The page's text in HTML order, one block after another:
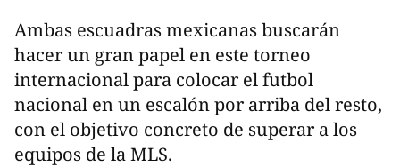
Ambas escuadras mexicanas buscarán
hacer un gran papel en este torneo
internacional para colocar el futbol
nacional en un escalón por arriba del resto,
con el objetivo concreto de superar a los
equipos de la MLS.